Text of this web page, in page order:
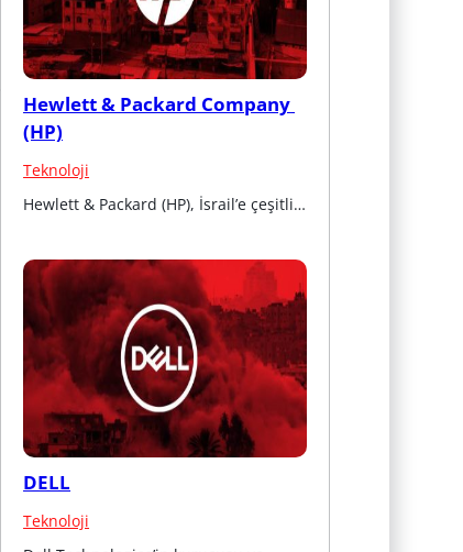
Hewlett & Packard Company
(HP)
Teknoloji
Hewlett & Packard (HP), İsrail’e çeşitli…
DELL
Teknoloji